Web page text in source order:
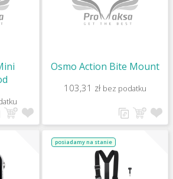
Osmo Action Bite Mount
103,31 zł bez podatku
posiadamy na stanie